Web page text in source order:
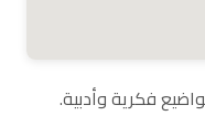
فكرية وأدبية.